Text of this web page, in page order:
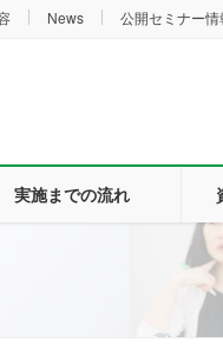
News 公開セミナー情
実施までの流れ